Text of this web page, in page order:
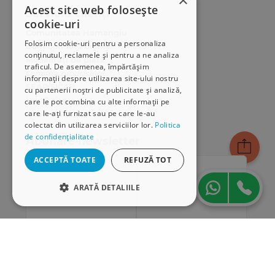
Acest site web folosește
cookie-uri
Folosim cookie-uri pentru a personaliza
conținutul, reclamele și pentru a ne analiza
traficul. De asemenea, împărtășim
informații despre utilizarea site-ului nostru
cu partenerii noștri de publicitate și analiză,
care le pot combina cu alte informații pe
care le-ați furnizat sau pe care le-au
colectat din utilizarea serviciilor lor. Politica
de confidențialitate
ACCEPTĂ TOATE REFUZĂ TOT
ARATĂ DETALIILE
Serviciu clienți
Cum comand online
Modalități de plată
Livrarea produselor
SEAP/SICAP
Hartă site
Cariere
Abonare newsletter